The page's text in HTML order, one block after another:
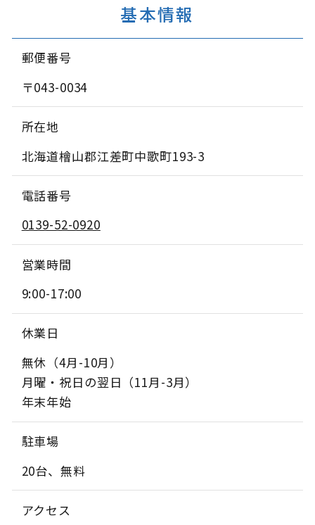
基本情報
郵便番号
〒043-0034
所在地
北海道檜山郡江差町中歌町193-3
電話番号
0139-52-0920
営業時間
9:00-17:00
休業日
無休（4月-10月）
月曜・祝日の翌日（11月-3月）
年末年始
駐車場
20台、無料
アクセス